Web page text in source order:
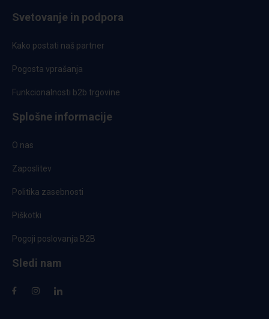
Svetovanje in podpora
Kako postati naš partner
Pogosta vprašanja
Funkcionalnosti b2b trgovine
Splošne informacije
O nas
Zaposlitev
Politika zasebnosti
Piškotki
Pogoji poslovanja B2B
Sledi nam